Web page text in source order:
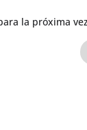
la próxima